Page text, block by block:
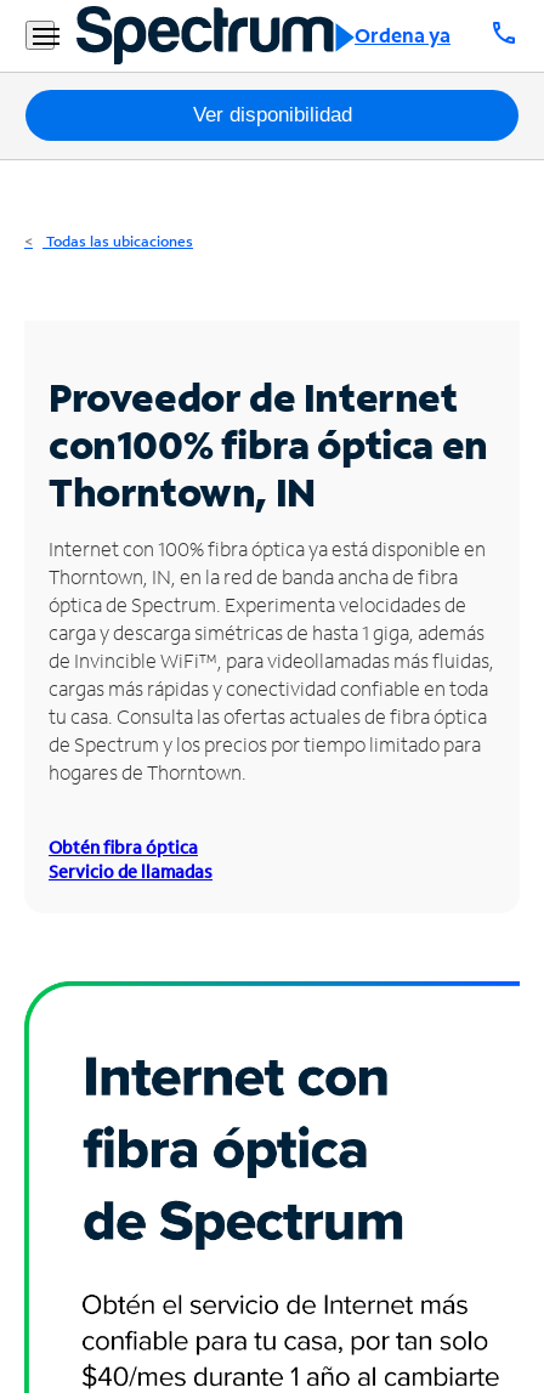
Ordena ya call
Residencial
Business
Paquetes
Internet
Business
Contáctanos
Inglés
Administrar
cuenta
Encuentra
una
tienda
Ver disponibilidad
Todas las ubicaciones
Proveedor de Internet
con100% fibra óptica en
Thorntown, IN
Internet con 100% fibra óptica ya está disponible en
Thorntown, IN, en la red de banda ancha de fibra
óptica de Spectrum. Experimenta velocidades de
carga y descarga simétricas de hasta 1 giga, además
de Invincible WiFi™, para videollamadas más fluidas,
cargas más rápidas y conectividad confiable en toda
tu casa. Consulta las ofertas actuales de fibra óptica
de Spectrum y los precios por tiempo limitado para
hogares de Thorntown.
Obtén fibra óptica
Servicio de llamadas